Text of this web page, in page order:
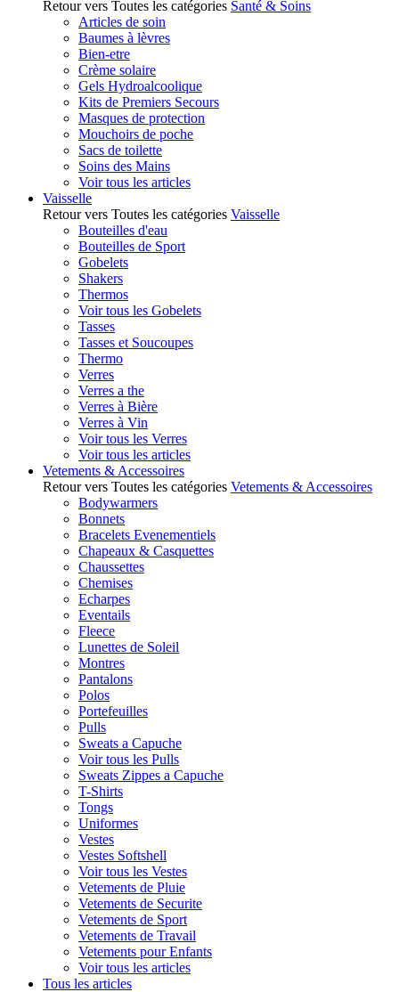
Retour vers Toutes les catégories Santé & Soins
Articles de soin
Baumes à lèvres
Bien-etre
Crème solaire
Gels Hydroalcoolique
Kits de Premiers Secours
Masques de protection
Mouchoirs de poche
Sacs de toilette
Soins des Mains
Voir tous les articles
Vaisselle
Retour vers Toutes les catégories Vaisselle
Bouteilles d'eau
Bouteilles de Sport
Gobelets
Shakers
Thermos
Voir tous les Gobelets
Tasses
Tasses et Soucoupes
Thermo
Verres
Verres a the
Verres à Bière
Verres à Vin
Voir tous les Verres
Voir tous les articles
Vetements & Accessoires
Retour vers Toutes les catégories Vetements & Accessoires
Bodywarmers
Bonnets
Bracelets Evenementiels
Chapeaux & Casquettes
Chaussettes
Chemises
Echarpes
Eventails
Fleece
Lunettes de Soleil
Montres
Pantalons
Polos
Portefeuilles
Pulls
Sweats a Capuche
Voir tous les Pulls
Sweats Zippes a Capuche
T-Shirts
Tongs
Uniformes
Vestes
Vestes Softshell
Voir tous les Vestes
Vetements de Pluie
Vetements de Securite
Vetements de Sport
Vetements de Travail
Vetements pour Enfants
Voir tous les articles
Tous les articles